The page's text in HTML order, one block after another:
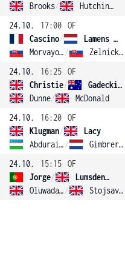
Brooks/ Hutchinson
24.10.
17:00 OF
Cascino/
Lamens (3)
Morvayova / Zelnickova
24.10.
16:25 OF
Christie/
Gadecki (2)
Dunne/ McDonald
24.10.
16:20 OF
Klugman/
Lacy
Abduraimova / Gimbrere (4)
24.10.
15:15 OF
Jorge/
Lumsden (1)
Oluwadare / Stojsavljevic